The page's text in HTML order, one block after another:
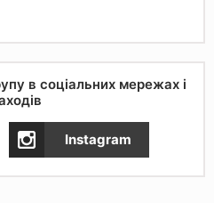
в соціальних мережах і
Instagram